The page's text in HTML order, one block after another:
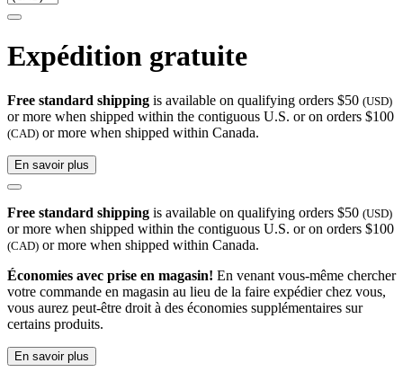
Expédition gratuite
Free standard shipping is available on qualifying orders $50 (USD)
or more when shipped within the contiguous U.S. or on orders $100
(CAD) or more when shipped within Canada.
En savoir plus
Free standard shipping is available on qualifying orders $50 (USD)
or more when shipped within the contiguous U.S. or on orders $100
(CAD) or more when shipped within Canada.
Économies avec prise en magasin! En venant vous-même chercher
votre commande en magasin au lieu de la faire expédier chez vous,
vous aurez peut-être droit à des économies supplémentaires sur
certains produits.
En savoir plus